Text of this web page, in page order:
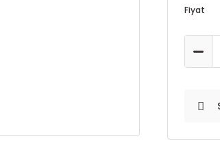
Fiyat